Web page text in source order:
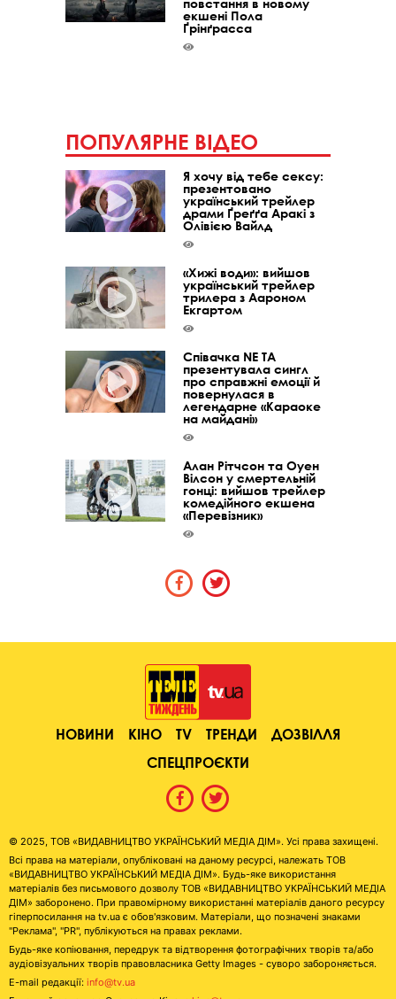
повстання в новому
екшені Пола
Ґрінґрасса
ПОПУЛЯРНЕ ВІДЕО
Я хочу від тебе сексу:
презентовано
український трейлер
драми Ґреґґа Аракі з
Олівією Вайлд
«Хижі води»: вийшов
український трейлер
трилера з Аароном
Екгартом
Співачка NE TA
презентувала сингл
про справжні емоції й
повернулася в
легендарне «Караоке
на майдані»
Алан Рітчсон та Оуен
Вілсон у смертельній
гонці: вийшов трейлер
комедійного екшена
«Перевізник»
НОВИНИ КІНО TV ТРЕНДИ
ДОЗВІЛЛЯ
СПЕЦПРОЄКТИ
© 2025, ТОВ «ВИДАВНИЦТВО УКРАЇНСЬКИЙ МЕДІА ДІМ». Усі права захищені.
Всі права на матеріали, опубліковані на даному ресурсі, належать ТОВ
«ВИДАВНИЦТВО УКРАЇНСЬКИЙ МЕДІА ДІМ». Будь-яке використання
матеріалів без письмового дозволу ТОВ «ВИДАВНИЦТВО УКРАЇНСЬКИЙ МЕДІА
ДІМ» заборонено. При правомірному використанні матеріалів даного ресурсу
гіперпосилання на tv.ua є обов'язковим. Матеріали, що позначені знаками
"Реклама", "PR", публікуються на правах реклами.
Будь-яке копіювання, передрук та відтворення фотографічних творів та/або
аудіовізуальних творів правовласника Getty Images - суворо забороняється.
E-mail редакції: info@tv.ua